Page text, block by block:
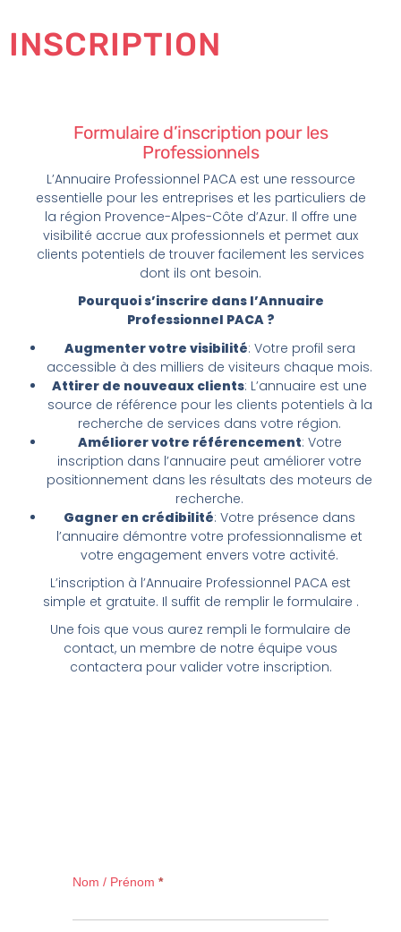
INSCRIPTION
Formulaire d’inscription pour les
Professionnels
L’Annuaire Professionnel PACA est une ressource
essentielle pour les entreprises et les particuliers de
la région Provence-Alpes-Côte d’Azur. Il offre une
visibilité accrue aux professionnels et permet aux
clients potentiels de trouver facilement les services
dont ils ont besoin.
Pourquoi s’inscrire dans l’Annuaire
Professionnel PACA ?
Augmenter votre visibilité: Votre profil sera
accessible à des milliers de visiteurs chaque mois.
Attirer de nouveaux clients: L’annuaire est une
source de référence pour les clients potentiels à la
recherche de services dans votre région.
Améliorer votre référencement: Votre
inscription dans l’annuaire peut améliorer votre
positionnement dans les résultats des moteurs de
recherche.
Gagner en crédibilité: Votre présence dans
l’annuaire démontre votre professionnalisme et
votre engagement envers votre activité.
L’inscription à l’Annuaire Professionnel PACA est
simple et gratuite. Il suffit de remplir le formulaire .
Une fois que vous aurez rempli le formulaire de
contact, un membre de notre équipe vous
contactera pour valider votre inscription.
Inscription
Nom / Prénom*